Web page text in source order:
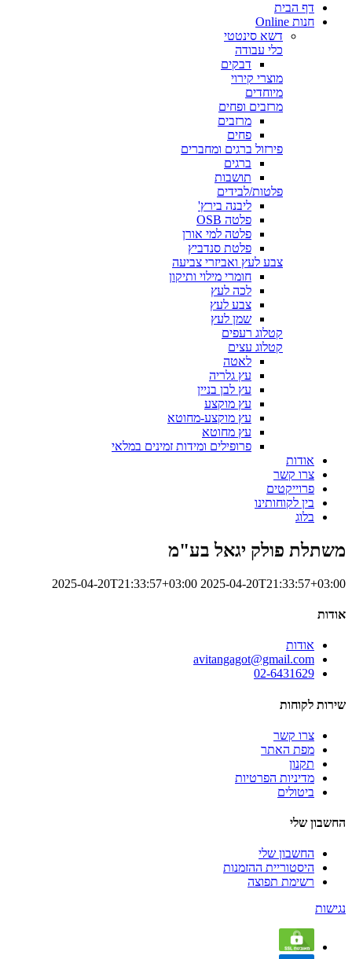
דף הבית
חנות Online
דשא סינטטי
כלי עבודה
דבקים
מוצרי קירוי
מיוחדים
מרזבים ופחים
מרזבים
פחים
פירזול ברגים ומחברים
ברגים
תושבות
פלטות/לבידים
ליבנה בירץ'
פלטה OSB
פלטה למי אורן
פלטת סנדביץ
צבע לעץ ואביזרי צביעה
חומרי מילוי ותיקון
לכה לעץ
צבע לעץ
שמן לעץ
קטלוג רעפים
קטלוג עצים
לאטה
עץ גלריה
עץ לבן בניין
עץ מוקצע
עץ מוקצע-מחוטא
עץ מחוטא
פרופילים ומידות זמינים במלאי
אודות
צרו קשר
פרוייקטים
בין לקוחותינו
בלוג
משתלת פולק יגאל בע"מ
2025-04-20T21:33:57+03:00 2025-04-20T21:33:57+03:00
אודות
אודות
avitangagot@gmail.com
02-6431629
שירות לקוחות
צרו קשר
מפת האתר
תקנון
מדיניות הפרטיות
ביטולים
החשבון שלי
החשבון שלי
היסטוריית ההזמנות
רשימת תפוצה
נגישות